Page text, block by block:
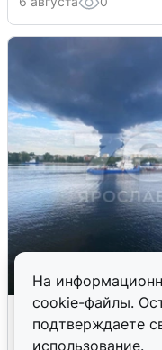
На
cookie-файлы.
подтверждаете
использование.
Ночная атака
попадания и